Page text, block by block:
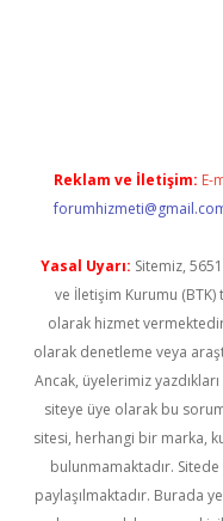
Reklam ve İletişim: E-
Yasal Uyarı: Sitemiz,
ve İletişim Kurumu (BTK)
olarak hizmet
olarak denetleme veya
Ancak, üyelerimiz
siteye üye olarak bu
sitesi, herhangi bir marka,
bulunmamaktadır. Sitede
paylaşılmaktadır. Burada